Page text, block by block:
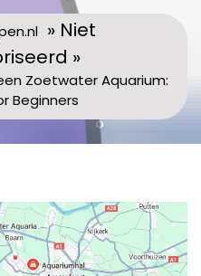
» Niet
»
Zoetwater Aquarium:
Beginners